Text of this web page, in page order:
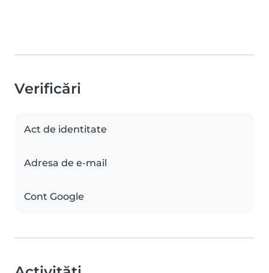
Verificări
Act de identitate
Adresa de e-mail
Cont Google